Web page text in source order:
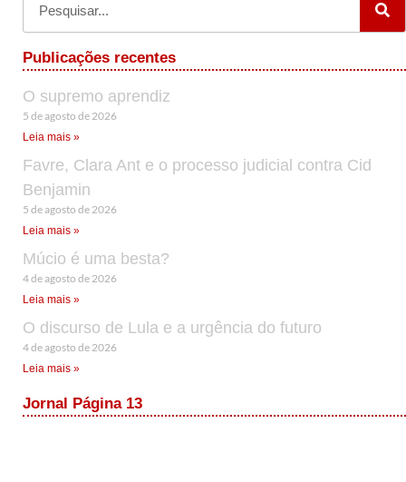
Publicações recentes
O supremo aprendiz
5 de agosto de 2026
Leia mais »
Favre, Clara Ant e o processo judicial contra Cid
Benjamin
5 de agosto de 2026
Leia mais »
Múcio é uma besta?
4 de agosto de 2026
Leia mais »
O discurso de Lula e a urgência do futuro
4 de agosto de 2026
Leia mais »
Jornal Página 13